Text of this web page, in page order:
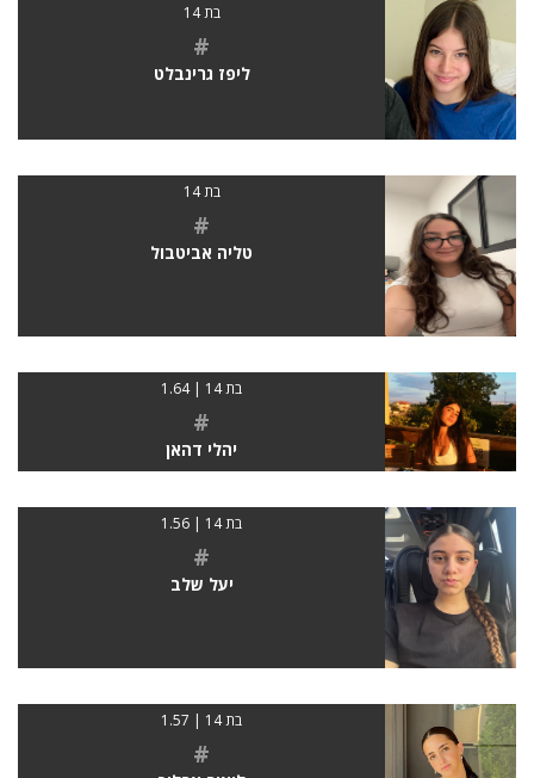
בת 14
#
ליפז גרינבלט
בת 14
#
טליה אביטבול
בת 14 | 1.64
#
יהלי דהאן
בת 14 | 1.56
#
יעל שלב
בת 14 | 1.57
#